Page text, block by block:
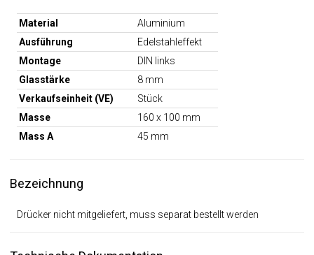
Material
Aluminium
Ausführung
Edelstahleffekt
Montage
DIN links
Glasstärke
8 mm
Verkaufseinheit (VE)
Stück
Masse
160 x 100 mm
Mass A
45 mm
Bezeichnung
Drücker nicht mitgeliefert, muss separat bestellt werden